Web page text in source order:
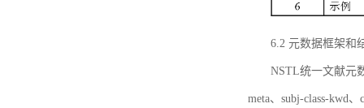
6.2 元数据框架和
NSTL统一文献元
meta、subj-class-kwd